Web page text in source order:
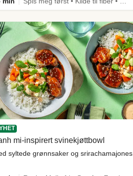
mi-inspirert svinekjøttbowl
syltede grønnsaker og srirachamajones